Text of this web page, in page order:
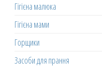
Гігієна малюка
Гігієна мами
Горщики
Засоби для прання